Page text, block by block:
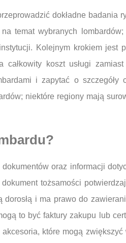
dokładne badania
temat wybranych
Kolejnym krokiem jest
koszt usługi
i zapytać o szczegóły
niektóre regiony mają
oraz informacji
tożsamości
i ma prawo do
to być faktury zakupu lub
które mogą